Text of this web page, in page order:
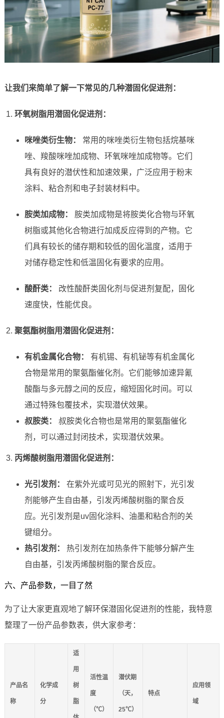
让我们来简单了解一下常见的几种潜固化促进剂：
环氧树脂用潜固化促进剂：
咪唑类衍生物：
常用的咪唑类衍生物包括烷基咪
唑、羧酸咪唑加成物、环氧咪唑加成物等。它们
具有良好的潜伏性和加速效果，广泛应用于粉末
涂料、粘合剂和电子封装材料中。
胺类加成物：
胺类加成物是将胺类化合物与环氧
树脂或其他化合物进行加成反应得到的产物。它
们具有较长的储存期和较低的固化温度，适用于
对储存稳定性和低温固化有要求的应用。
酸酐类：
改性酸酐类固化剂与促进剂复配，固化
速度快，性能优良。
聚氨酯树脂用潜固化促进剂：
有机金属化合物：
有机锡、有机铋等有机金属化
合物是常用的聚氨酯催化剂。它们能够加速异氰
酸酯与多元醇之间的反应，缩短固化时间。可以
通过特殊包覆技术，实现潜伏效果。
叔胺类：
叔胺类化合物也是常用的聚氨酯催化
剂，可以通过封闭技术，实现潜伏效果。
丙烯酸树脂用潜固化促进剂：
光引发剂：
在紫外光或可见光的照射下，光引发
剂能够产生自由基，引发丙烯酸树脂的聚合反
应。光引发剂是uv固化涂料、油墨和粘合剂的关
键组分。
热引发剂：
热引发剂在加热条件下能够分解产生
自由基，引发丙烯酸树脂的聚合反应。
六、产品参数，一目了然
为了让大家更直观地了解环保潜固化促进剂的性能，我特意
整理了一份产品参数表，供大家参考：
产品名
称
化学成
分
适
用
树
脂
活性温
度
（℃）
潜伏期
（天，
25℃）
特点
应用领
域